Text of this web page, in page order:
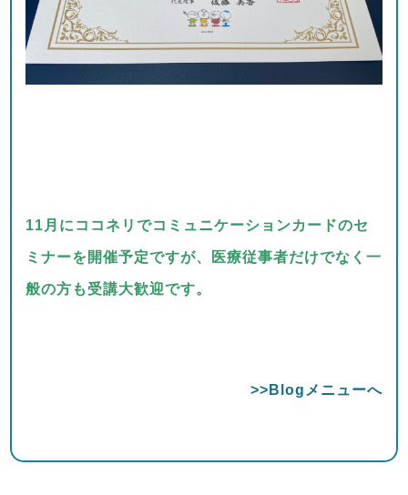
11月にココネリでコミュニケーションカードのセ
ミナーを開催予定ですが、医療従事者だけでなく一
般の方も受講大歓迎です。
>>Blogメニューへ